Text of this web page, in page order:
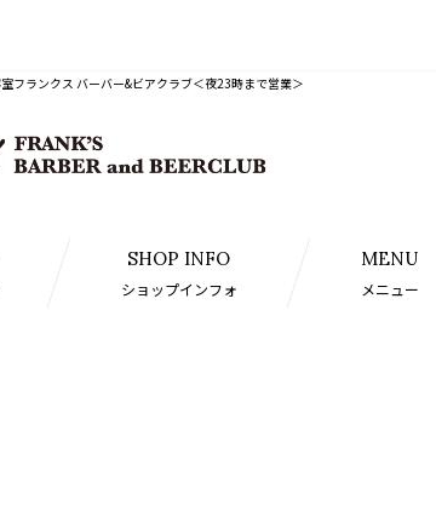
フランクス バーバー&ビアクラブ＜夜23時まで営業＞
SHOP INFO
ショップインフォ
MENU
メニュー